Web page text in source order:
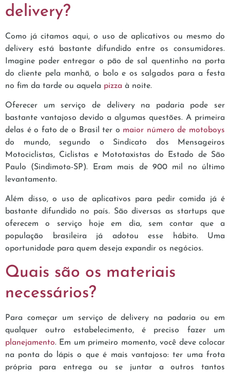
delivery?
Como já citamos aqui, o uso de aplicativos ou mesmo do
delivery está bastante difundido entre os consumidores.
Imagine poder entregar o pão de sal quentinho na porta
do cliente pela manhã, o bolo e os salgados para a festa
no fim da tarde ou aquela pizza à noite.
Oferecer um serviço de delivery na padaria pode ser
bastante vantajoso devido a algumas questões. A primeira
delas é o fato de o Brasil ter o maior número de motoboys
do mundo, segundo o Sindicato dos Mensageiros
Motociclistas, Ciclistas e Mototaxistas do Estado de São
Paulo (Sindimoto-SP). Eram mais de 900 mil no último
levantamento.
Além disso, o uso de aplicativos para pedir comida já é
bastante difundido no país. São diversas as startups que
oferecem o serviço hoje em dia, sem contar que a
população brasileira já adotou esse hábito. Uma
oportunidade para quem deseja expandir os negócios.
Quais são os materiais
necessários?
Para começar um serviço de delivery na padaria ou em
qualquer outro estabelecimento, é preciso fazer um
planejamento. Em um primeiro momento, você deve colocar
na ponta do lápis o que é mais vantajoso: ter uma frota
própria para entrega ou se juntar a outros tantos